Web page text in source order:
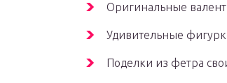
Оригинальные
Удивительные
Поделки из фетра